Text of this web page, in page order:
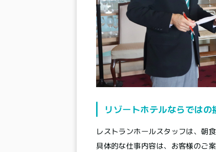
リゾートホテルならでは
レストランホールスタッフは、朝
具体的な仕事内容は、お客様のご